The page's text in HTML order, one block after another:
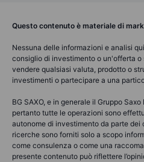
Questo contenuto è materiale di
Nessuna delle informazioni e analisi
consiglio di investimento o un'offerta
vendere qualsiasi valuta, prodotto o
investimenti o partecipare a una
BG SAXO, e in generale il Gruppo
pertanto tutte le operazioni sono
autonome di investimento da parte
ricerche sono forniti solo a scopo
come consulenza o come una
presente contenuto può riflettere